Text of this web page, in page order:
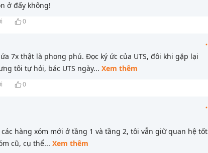
ở đấy không!
0
7x thật là phong phú. Đọc ký ức của UTS, đôi khi gặp lại
tôi tự hỏi, bác UTS ngày... Xem thêm
0
hàng xóm mới ở tầng 1 và tầng 2, tôi vẫn giữ quan hệ tốt
cũ, cụ thể... Xem thêm